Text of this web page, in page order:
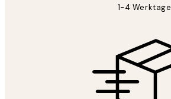
1-4 Werktage